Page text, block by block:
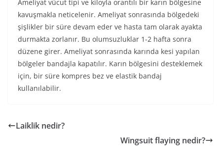
Ameliyat vücut tipi ve kiloyla orantılı bir karın bölgesine
kavuşmakla neticelenir. Ameliyat sonrasında bölgedeki
şişlikler bir süre devam eder ve hasta tam olarak ayakta
durmakta zorlanır. Bu olumsuzluklar 1-2 hafta sonra
düzene girer. Ameliyat sonrasında karında kesi yapılan
bölgeler bandajla kapatılır. Karın bölgesini desteklemek
için, bir süre kompres bez ve elastik bandaj
kullanılabilir.
Laiklik nedir?
Wingsuit flaying nedir?